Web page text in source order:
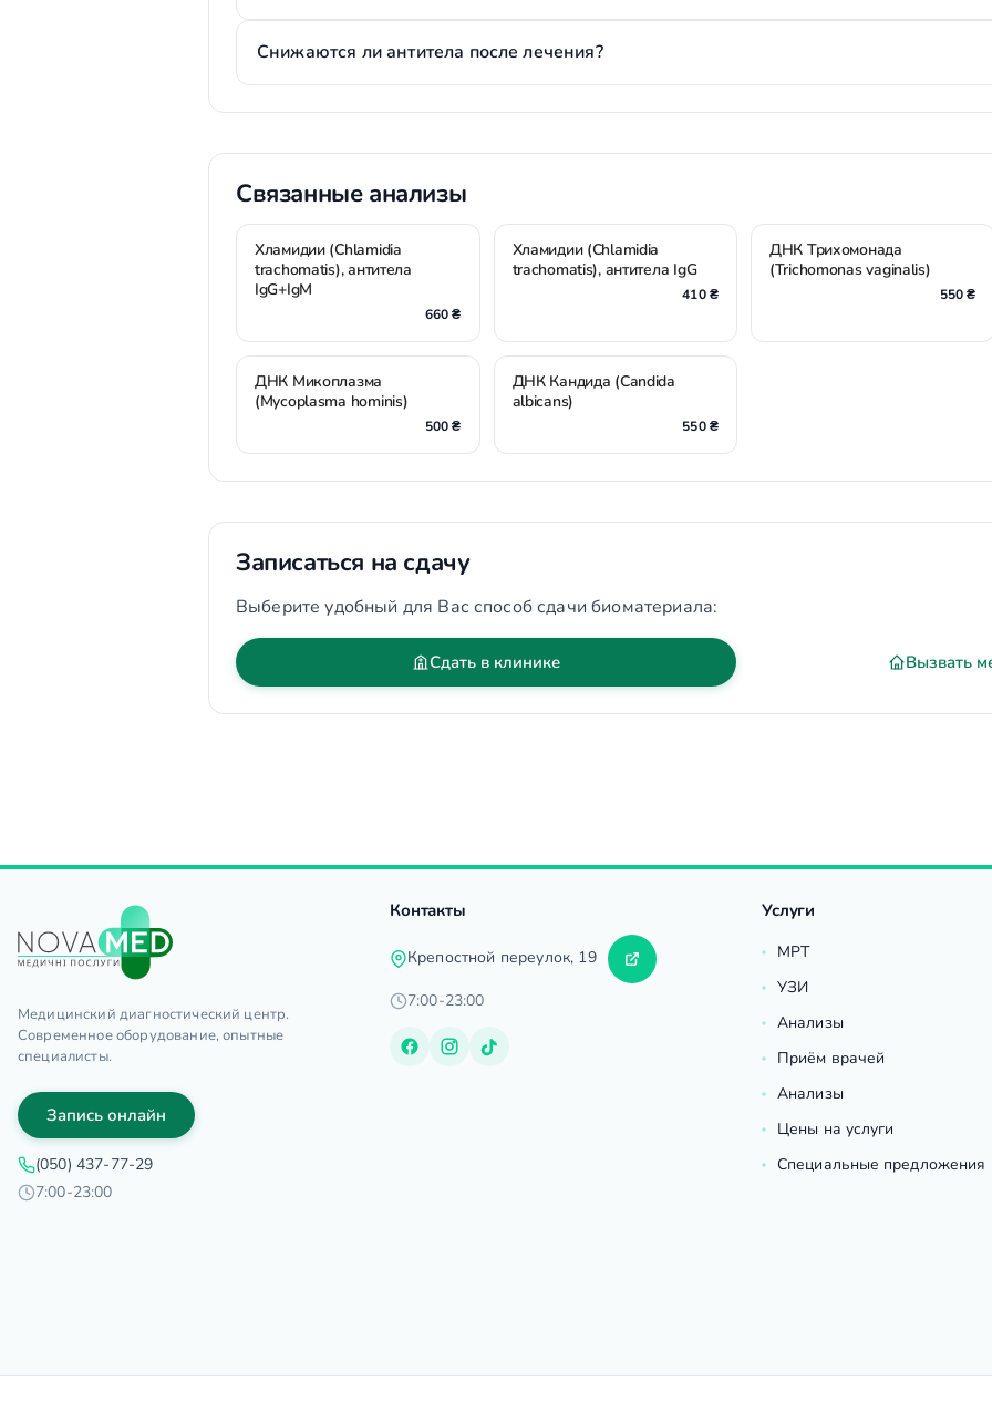
Снижаются ли антитела после лечения?
Связанные анализы
Хламидии (Chlamidia
trachomatis), антитела
IgG+IgM
660 ₴
Хламидии (Chlamidia
trachomatis), антитела IgG
410 ₴
ДНК Трихомонада
(Trichomonas vaginalis)
550 ₴
ДНК Микоплазма
(Mycoplasma hominis)
500 ₴
ДНК Кандида (Candida
albicans)
550 ₴
Записаться на сдачу
Выберите удобный для Вас способ сдачи биоматериала:
Сдать в клинике Вызвать
Медицинский диагностический центр.
Современное оборудование, опытные
специалисты.
Запись онлайн
(050) 437-77-29
7:00-23:00
Контакты
Крепостной переулок, 19
7:00-23:00
Услуги
МРТ
УЗИ
Анализы
Приём врачей
Анализы
Цены на услуги
Специальные предложения